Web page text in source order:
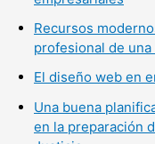
Recursos
profesional de
El diseño web en
Una buena
en la preparación